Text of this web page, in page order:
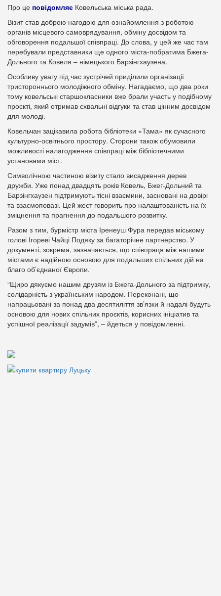
Про це повідомляє Ковельська міська рада.
Візит став доброю нагодою для ознайомлення з роботою
органів місцевого самоврядування, обміну досвідом та
обговорення подальшої співпраці. До слова, у цей же час там
перебували представники ще одного міста-побратима Бжега-
Дольного та Ковеля – німецького Барзінгхаузена.
Особливу увагу під час зустрічей приділили організації
тристороннього молодіжного обміну. Нагадаємо, що два роки
тому ковельські старшокласники вже брали участь у подібному
проєкті, який отримав схвальні відгуки та став цінним досвідом
для молоді.
Ковельчан зацікавила робота бібліотеки «Тама» як сучасного
культурно-освітнього простору. Сторони також обумовили
можливості налагодження співпраці між бібліотечними
установами міст.
Символічною частиною візиту стало висадження дерев
дружби. Уже понад двадцять років Ковель, Бжег-Дольний та
Барзінгхаузен підтримують тісні взаємини, засновані на довірі
та взаємоповазі. Цей жест говорить про налаштованість на їх
зміцнення та прагнення до подальшого розвитку.
Разом з тим, бурмістр міста Іренеуш Фура передав міському
голові Ігореві Чайці Подяку за багаторічне партнерство. У
документі, зокрема, зазначається, що співпраця між нашими
містами є надійною основою для подальших спільних дій на
благо об’єднаної Європи.
“Щиро дякуємо нашим друзям із Бжега-Дольного за підтримку,
солідарність з українським народом. Переконані, що
напрацьовані за понад два десятиліття зв’язки й надалі будуть
основою для нових спільних проєктів, корисних ініціатив та
успішної реалізації задумів”, – йдеться у повідомленні.